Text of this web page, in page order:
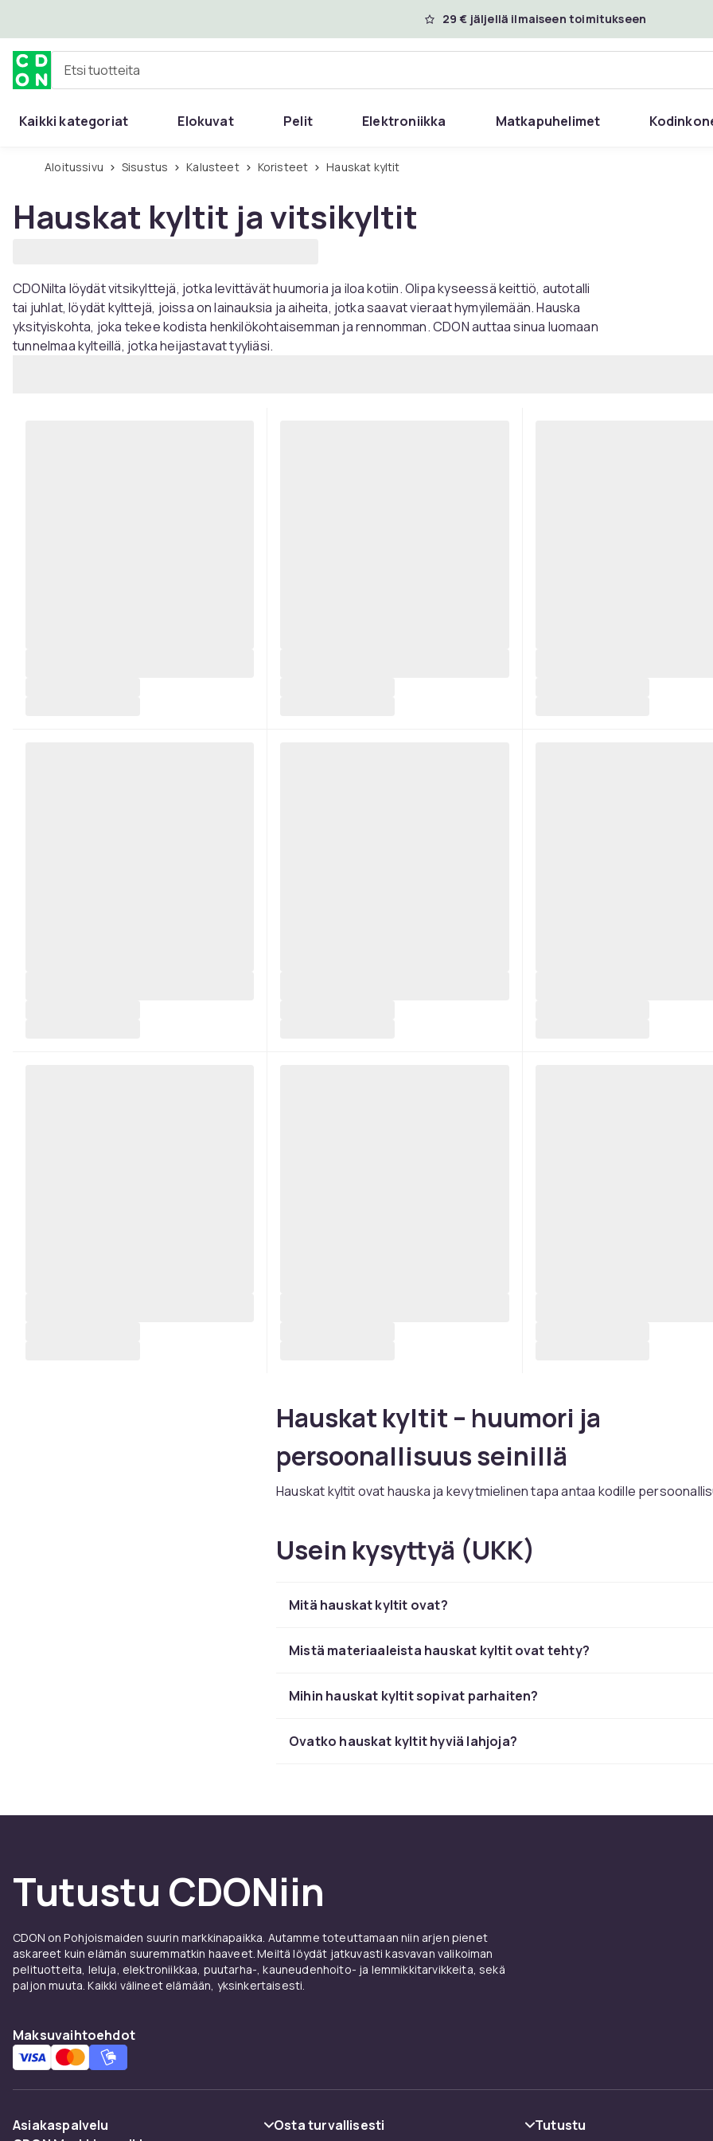
29 € jäljellä ilmaiseen toimitukseen
Etsi tuotteita
Kaikki kategoriat Elokuvat Pelit Elektroniikka Matkapuhelimet
Aloitussivu Sisustus Kalusteet Koristeet Hauskat kyltit
Hauskat kyltit ja vitsikyltit
CDONilta löydät vitsikylttejä, jotka levittävät huumoria ja iloa kotiin. Olipa kyseessä keittiö, autotalli
tai juhlat, löydät kylttejä, joissa on lainauksia ja aiheita, jotka saavat vieraat hymyilemään. Hauska
yksityiskohta, joka tekee kodista henkilökohtaisemman ja rennomman. CDON auttaa sinua luomaan
tunnelmaa kylteillä, jotka heijastavat tyyliäsi.
Hauskat kyltit – huumori ja
persoonallisuus seinillä
Hauskat kyltit ovat hauska ja kevytmielinen tapa antaa kodille
toimistoon tai minne tahansa halusit hymyn huulillesi. CDON:lta löydät laajan
valikoiman hauskoja kylttiä puussa, metallissa ja muovissa kaikissa
Hauskat kyltit sopivat erinomaisesti galleriaseinälle. Sekoita hauska kyltti
persoonalliseksi ja eläväksi seinäkoristeeksi. Hauskat kyltit ovat myös
ylioppilaisjuhliin tai pienenä spontaanina arvostuksen osoituksena.
koristeellisista esineistä hauskoja kylttiä täydentämään.
Usein kysyttyä (UKK)
Mitä hauskat kyltit ovat?
Mistä materiaaleista hauskat kyltit ovat tehty?
Mihin hauskat kyltit sopivat parhaiten?
Ovatko hauskat kyltit hyviä lahjoja?
Tutustu CDONiin
CDON on Pohjoismaiden suurin markkinapaikka. Autamme toteuttamaan niin arjen pienet
askareet kuin elämän suuremmatkin haaveet. Meiltä löydät jatkuvasti kasvavan valikoiman
pelituotteita, leluja, elektroniikkaa, puutarha-, kauneudenhoito- ja lemmikkitarvikkeita, sekä
paljon muuta. Kaikki välineet elämään, yksinkertaisesti.
Maksuvaihtoehdot
Asiakaspalvelu Osta turvallisesti Tutustu